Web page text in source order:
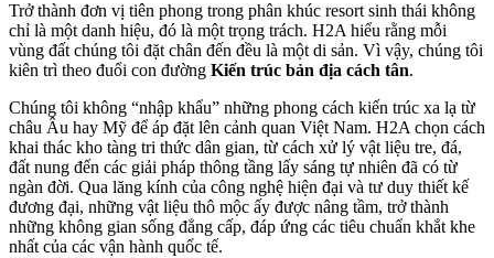
Trở thành đơn vị tiên phong trong phân khúc resort sinh thái không
chỉ là một danh hiệu, đó là một trọng trách. H2A hiểu rằng mỗi
vùng đất chúng tôi đặt chân đến đều là một di sản. Vì vậy, chúng tôi
kiên trì theo đuổi con đường Kiến trúc bản địa cách tân.
Chúng tôi không “nhập khẩu” những phong cách kiến trúc xa lạ từ
châu Âu hay Mỹ để áp đặt lên cảnh quan Việt Nam. H2A chọn cách
khai thác kho tàng tri thức dân gian, từ cách xử lý vật liệu tre, đá,
đất nung đến các giải pháp thông tầng lấy sáng tự nhiên đã có từ
ngàn đời. Qua lăng kính của công nghệ hiện đại và tư duy thiết kế
đương đại, những vật liệu thô mộc ấy được nâng tầm, trở thành
những không gian sống đẳng cấp, đáp ứng các tiêu chuẩn khắt khe
nhất của các vận hành quốc tế.